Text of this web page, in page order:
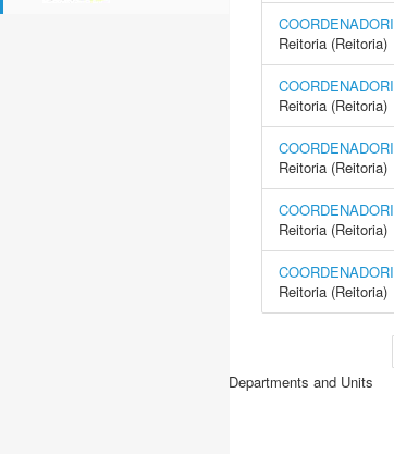
Reitoria (Reitoria)
Reitoria (Reitoria)
Reitoria (Reitoria)
Reitoria (Reitoria)
Reitoria (Reitoria)
Departments and Units